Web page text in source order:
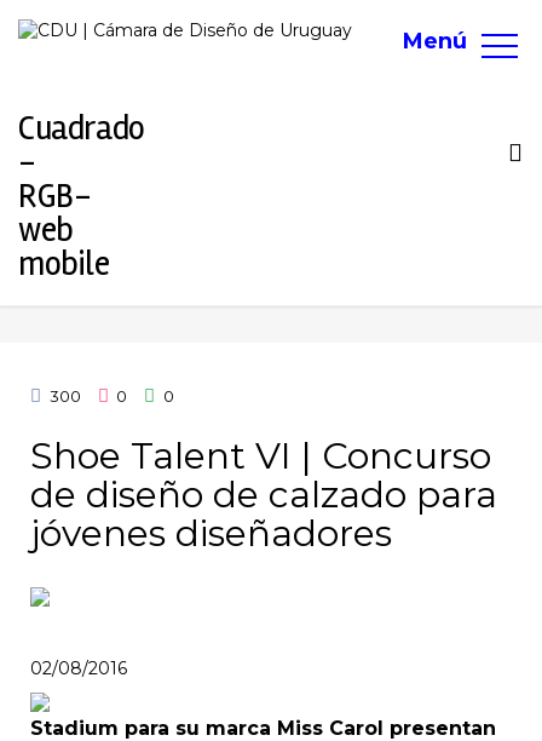
300 0 0
Shoe Talent VI | Concurso
de diseño de calzado para
jóvenes diseñadores
02/08/2016
Stadium para su marca Miss Carol presentan
Menú